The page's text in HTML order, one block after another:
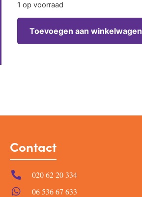
1 op voorraad
Toevoegen aan winkelwagen
Contact
020 62 20 334
06 536 67 633